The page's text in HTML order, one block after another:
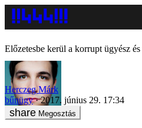
Előzetesbe kerül a korrupt ügyész
Herczeg Márk
bűnügy
2017. június 29. 17:34
Megosztás